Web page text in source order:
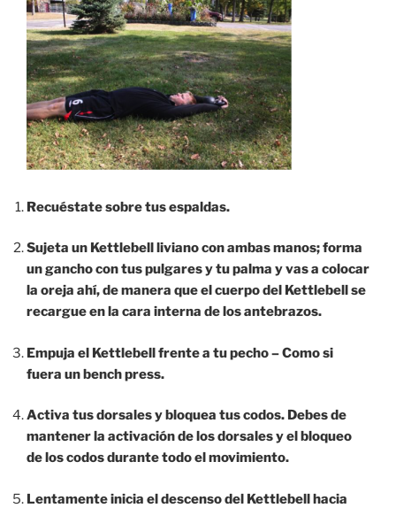
Recuéstate sobre tus espaldas.
Sujeta un Kettlebell liviano con ambas manos; forma
un gancho con tus pulgares y tu palma y vas a colocar
la oreja ahí, de manera que el cuerpo del Kettlebell se
recargue en la cara interna de los antebrazos.
Empuja el Kettlebell frente a tu pecho – Como si
fuera un bench press.
Activa tus dorsales y bloquea tus codos. Debes de
mantener la activación de los dorsales y el bloqueo
de los codos durante todo el movimiento.
Lentamente inicia el descenso del Kettlebell hacia